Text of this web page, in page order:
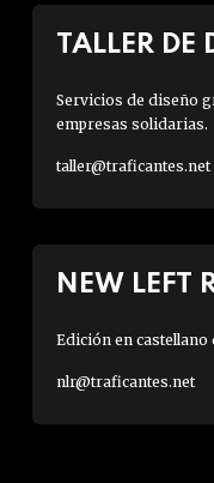
TALLER DE
Servicios de diseño
empresas solidarias.
taller@traficantes.net
NEW LEFT
Edición en castellano
nlr@traficantes.net